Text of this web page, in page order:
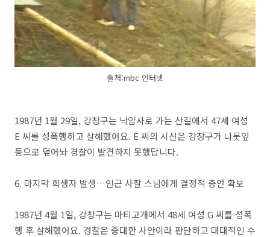
출처:mbc 인터넷
1987년 1월 29일, 강창구는 낙암사로 가는 산길에서 47세 여성
E 씨를 성폭행하고 살해했어요. E 씨의 시신은 강창구가 나뭇잎
등으로 덮어놔 경찰이 발견하지 못했답니다.
6. 마지막 희생자 발생…인근 사찰 스님에게 결정적 증언 확보
1987년 4월 1일, 강창구는 마티고개에서 48세 여성 G 씨를 성폭
행 후 살해했어요. 경찰은 중대한 사안이라 판단하고 대대적인 수